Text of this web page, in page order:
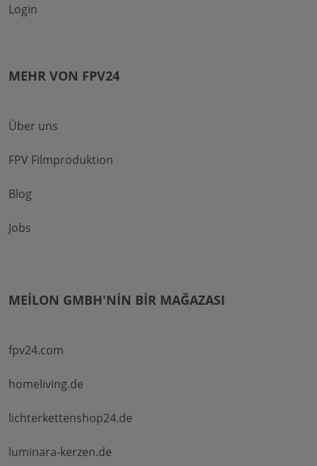
Login
MEHR VON FPV24
Über uns
FPV Filmproduktion
Blog
Jobs
MEILON GMBH'NIN BIR MAĞAZASI
fpv24.com
homeliving.de
lichterkettenshop24.de
luminara-kerzen.de